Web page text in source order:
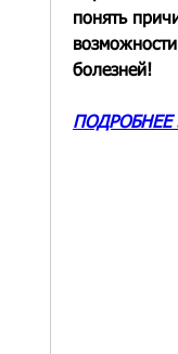
понять
болезней!
ПОДРОБНЕЕ